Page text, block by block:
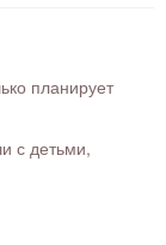
планирует
с детьми,